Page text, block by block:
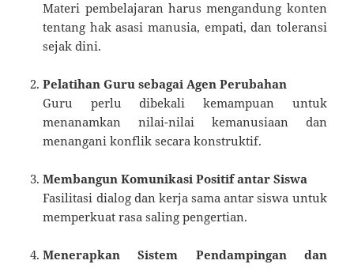
Materi pembelajaran harus mengandung konten
tentang hak asasi manusia, empati, dan toleransi
sejak dini.
Pelatihan Guru sebagai Agen Perubahan
Guru perlu dibekali kemampuan untuk
menanamkan nilai-nilai kemanusiaan dan
menangani konflik secara konstruktif.
Membangun Komunikasi Positif antar Siswa
Fasilitasi dialog dan kerja sama antar siswa untuk
memperkuat rasa saling pengertian.
Menerapkan Sistem Pendampingan dan